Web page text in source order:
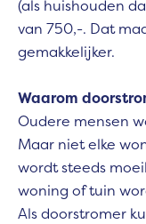
(als huishouden
van 750,-. Dat
gemakkelijker.
Waarom
Oudere mensen
Maar niet elke
wordt steeds
woning of tuin
Als doorstromer